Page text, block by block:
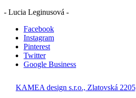
- Lucia Leginusová -
Facebook
Instagram
Pinterest
Twitter
Google Business
KAMEA design s.r.o., Zlatovská